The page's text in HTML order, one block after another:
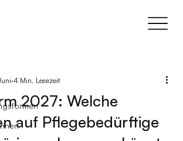
2027: Welche
auf Pflegebedürftige
4 Min. Lesezeit